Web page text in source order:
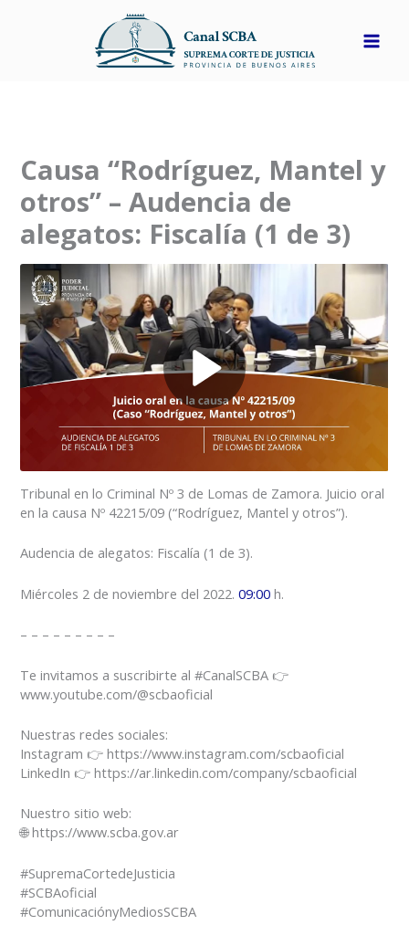
Causa “Rodríguez, Mantel y
otros” – Audencia de
alegatos: Fiscalía (1 de 3)
Tribunal en lo Criminal Nº 3 de Lomas de Zamora. Juicio oral
en la causa Nº 42215/09 (“Rodríguez, Mantel y otros”).
Audencia de alegatos: Fiscalía (1 de 3).
Miércoles 2 de noviembre del 2022.09:00 h.
– – – – – – – – –
Te invitamos a suscribirte al #CanalSCBA 👉
www.youtube.com/@scbaoficial
Nuestras redes sociales:
Instagram 👉 https://www.instagram.com/scbaoficial
LinkedIn 👉 https://ar.linkedin.com/company/scbaoficial
Nuestro sitio web:
🌐 https://www.scba.gov.ar
#SupremaCortedeJusticia
#SCBAoficial
#ComunicaciónyMediosSCBA